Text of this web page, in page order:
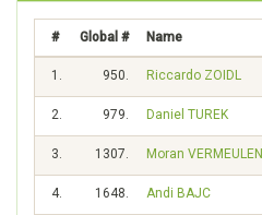
# Global # Name
1. 950. Riccardo ZOIDL
2. 979. Daniel TUREK
3. 1307. Moran VERMEULEN
4. 1648. Andi BAJC